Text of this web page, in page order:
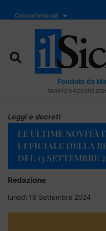
Cronache locali
Fondato da
SABATO 8 AGOSTO
Leggi e decreti
LE ULTIME NOVITÀ
UFFICIALE DELLA
DEL 13 SETTEMBRE
Redazione
lunedì 16 Settembre 2024